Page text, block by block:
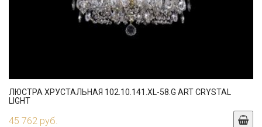
ЛЮСТРА ХРУСТАЛЬНАЯ 102.10.141.XL-58.G ART CRYSTAL
LIGHT
45 762 руб.